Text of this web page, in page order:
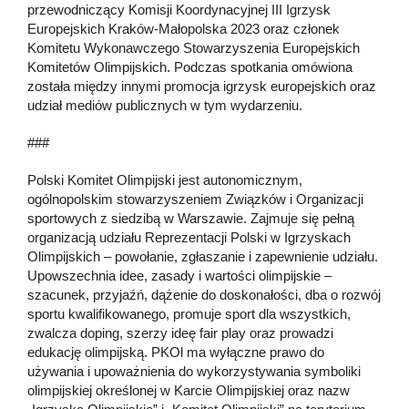
przewodniczący Komisji Koordynacyjnej III Igrzysk
Europejskich Kraków-Małopolska 2023 oraz członek
Komitetu Wykonawczego Stowarzyszenia Europejskich
Komitetów Olimpijskich. Podczas spotkania omówiona
została między innymi promocja igrzysk europejskich oraz
udział mediów publicznych w tym wydarzeniu.
###
Polski Komitet Olimpijski jest autonomicznym,
ogólnopolskim stowarzyszeniem Związków i Organizacji
sportowych z siedzibą w Warszawie. Zajmuje się pełną
organizacją udziału Reprezentacji Polski w Igrzyskach
Olimpijskich – powołanie, zgłaszanie i zapewnienie udziału.
Upowszechnia idee, zasady i wartości olimpijskie –
szacunek, przyjaźń, dążenie do doskonałości, dba o rozwój
sportu kwalifikowanego, promuje sport dla wszystkich,
zwalcza doping, szerzy ideę fair play oraz prowadzi
edukację olimpijską. PKOl ma wyłączne prawo do
używania i upoważnienia do wykorzystywania symboliki
olimpijskiej określonej w Karcie Olimpijskiej oraz nazw